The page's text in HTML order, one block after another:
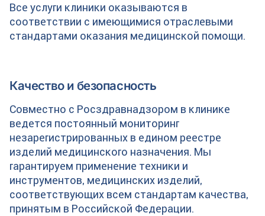
Все услуги клиники оказываются в
соответствии с имеющимися отраслевыми
стандартами оказания медицинской помощи.
Качество и безопасность
Совместно с Росздравнадзором в клинике
ведется постоянный мониторинг
незарегистрированных в едином реестре
изделий медицинского назначения. Мы
гарантируем применение техники и
инструментов, медицинских изделий,
соответствующих всем стандартам качества,
принятым в Российской Федерации.